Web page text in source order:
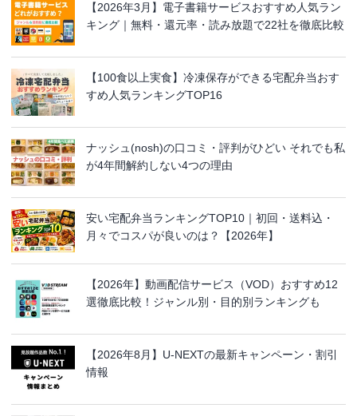
【2026年3月】電子書籍サービスおすすめ人気ラン
キング｜無料・還元率・読み放題で22社を徹底比較
【100食以上実食】冷凍保存ができる宅配弁当おす
すめ人気ランキングTOP16
ナッシュ(nosh)の口コミ・評判がひどい それでも私
が4年間解約しない4つの理由
安い宅配弁当ランキングTOP10｜初回・送料込・
月々でコスパが良いのは？【2026年】
【2026年】動画配信サービス（VOD）おすすめ12
選徹底比較！ジャンル別・目的別ランキングも
【2026年8月】U-NEXTの最新キャンペーン・割引
情報